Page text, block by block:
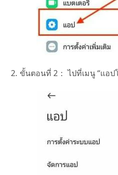
ขั้นตอนที่ 2：ไปที่เมนู “แอ